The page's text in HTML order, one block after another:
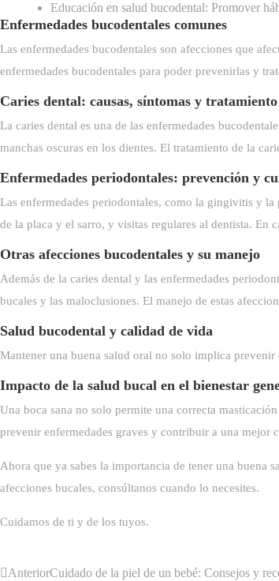
Educación en salud bucodental: Promover
Enfermedades bucodentales comunes
Las enfermedades bucodentales son afecciones que
enfermedades bucodentales para poder prevenirlas y
Caries dental: causas, síntomas y tratamiento
La caries dental es una de las enfermedades
manchas oscuras en los dientes. El tratamiento de la
Enfermedades periodontales: prevención y
Las enfermedades periodontales, como la gingivitis y
de la placa y el sarro, y visitas regulares al dentista. En
Otras afecciones bucodentales y su manejo
Además de la caries dental y las enfermedades
bucales y las maloclusiones. El manejo de estas
Salud bucodental y calidad de vida
Mantener una buena salud oral no solo implica
Impacto de la salud bucal en el bienestar
Una boca sana no solo permite una correcta
prevenir enfermedades graves y contribuir a una mejor
Ahora que ya sabes la importancia de tener una buena
afecciones bucales, consúltanos cuando lo necesites.
Cuidamos de ti y de los tuyos.
AnteriorCuidado de la piel de un bebé: Consejos y